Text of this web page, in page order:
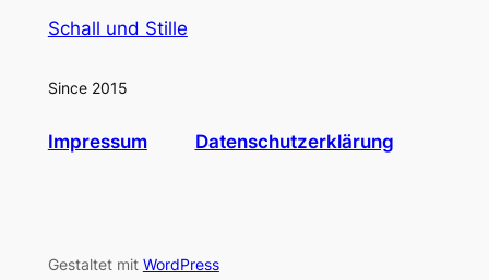
Schall und Stille
Since 2015
Impressum Datenschutzerklärung
Gestaltet mit WordPress